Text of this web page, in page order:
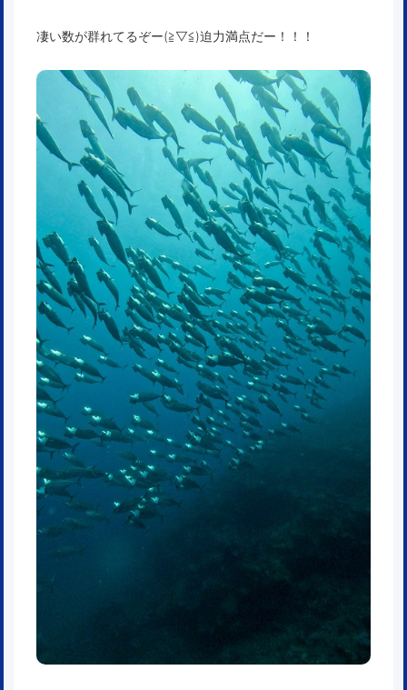
凄い数が群れてるぞー(≧▽≦)迫力満点だー！！！